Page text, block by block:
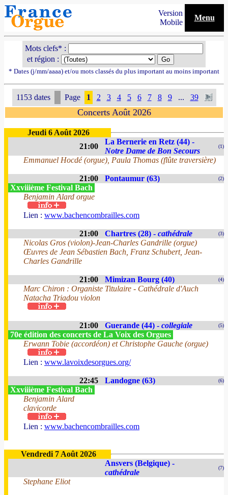
Version
Mobile
Menu
Mots clefs* :
et région :
* Dates (j/mm/aaaa) et/ou mots classés du plus important au moins important
1153 dates Page 1 2 3 4 5 6 7 8 9 ... 39
Concerts Août 2026
Jeudi 6 Août 2026
21:00
La Bernerie en Retz (44) -
Notre Dame de Bon Secours
(1)
Emmanuel Hocdé (orgue), Paula Thomas (flûte traversière)
21:00 Pontaumur (63) (2)
Xxviiième Festival Bach
Benjamin Alard orgue
Lien : www.bachencombrailles.com
21:00 Chartres (28) - cathédrale (3)
Nicolas Gros (violon)-Jean-Charles Gandrille (orgue)
Œuvres de Jean Sébastien Bach, Franz Schubert, Jean-
Charles Gandrille
21:00 Mimizan Bourg (40) (4)
Marc Chiron : Organiste Titulaire - Cathédrale d'Auch
Natacha Triadou violon
21:00 Guerande (44) - collegiale (5)
70e édition des concerts de La Voix des Orgues
Erwann Tobie (accordéon) et Christophe Gauche (orgue)
Lien : www.lavoixdesorgues.org/
22:45 Landogne (63) (6)
Xxviiième Festival Bach
Benjamin Alard
clavicorde
Lien : www.bachencombrailles.com
Vendredi 7 Août 2026
Ansvers (Belgique) -
cathédrale
(7)
Stephane Eliot